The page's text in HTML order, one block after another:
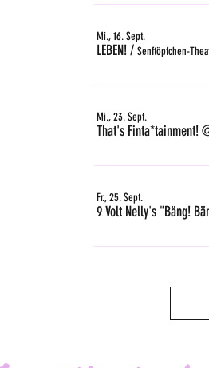
Mi., 16. Sept.
LEBEN!/ Senftöpfchen-
Mi., 23. Sept.
Fr., 25. Sept.
9 Volt Nelly's "Bäng!